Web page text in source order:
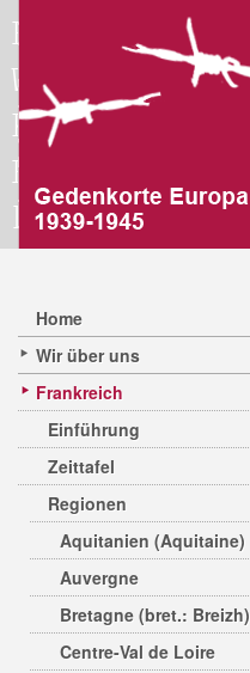
Home
Wir über uns
Frankreich
Einführung
Zeittafel
Regionen
Aquitanien (Aquitaine)
Auvergne
Bretagne (bret.: Breizh)
Centre-Val de Loire